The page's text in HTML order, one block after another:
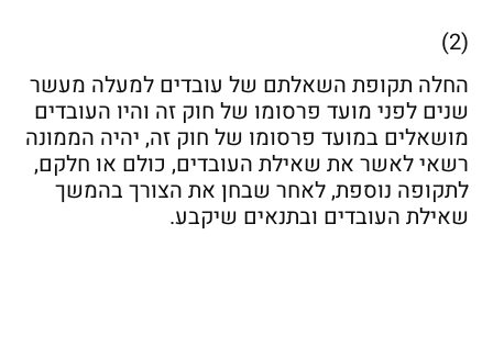
(2)
החלה תקופת השאלתם של עובדים למעלה מעשר
שנים לפני מועד פרסומו של חוק זה והיו העובדים
מושאלים במועד פרסומו של חוק זה, יהיה הממונה
רשאי לאשר את שאילת העובדים, כולם או חלקם,
לתקופה נוספת, לאחר שבחן את הצורך בהמשך
שאילת העובדים ובתנאים שיקבע.